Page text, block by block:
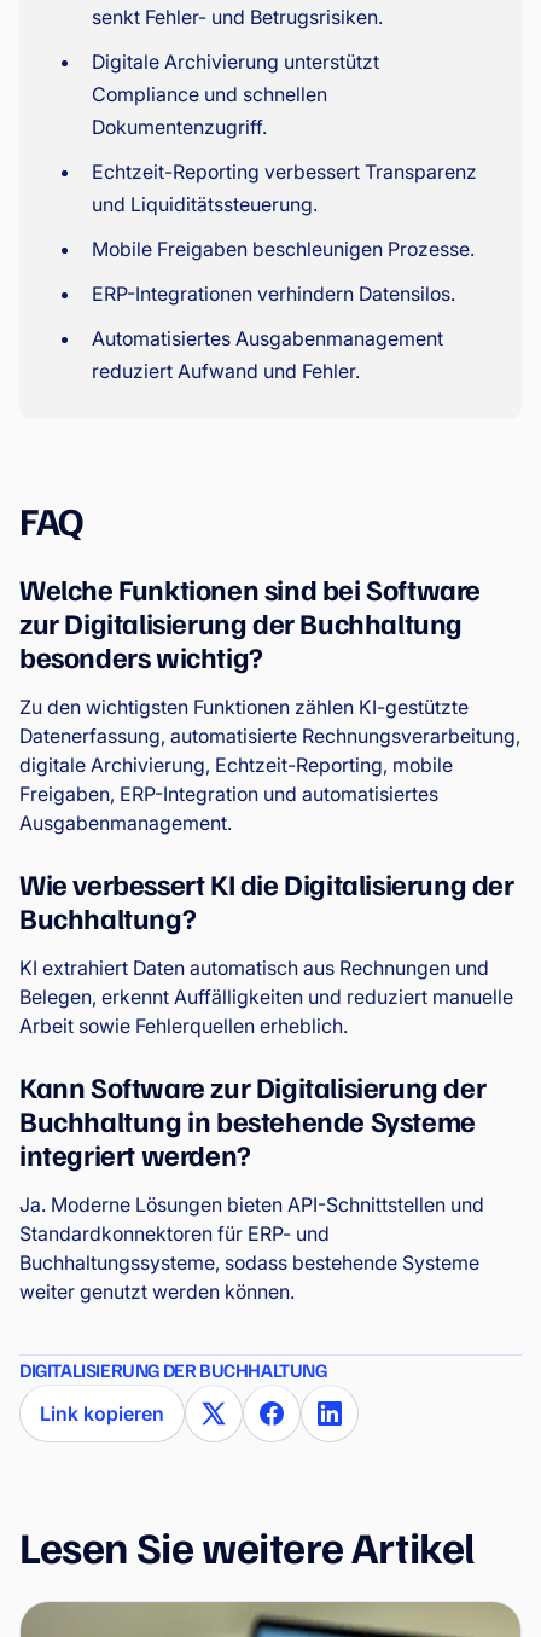
senkt Fehler- und Betrugsrisiken.
Digitale Archivierung unterstützt
Compliance und schnellen
Dokumentenzugriff.
Echtzeit-Reporting verbessert Transparenz
und Liquiditätssteuerung.
Mobile Freigaben beschleunigen Prozesse.
ERP-Integrationen verhindern Datensilos.
Automatisiertes Ausgabenmanagement
reduziert Aufwand und Fehler.
FAQ
Welche Funktionen sind bei Software
zur Digitalisierung der Buchhaltung
besonders wichtig?
Zu den wichtigsten Funktionen zählen KI-gestützte
Datenerfassung, automatisierte Rechnungsverarbeitung,
digitale Archivierung, Echtzeit-Reporting, mobile
Freigaben, ERP-Integration und automatisiertes
Ausgabenmanagement.
Wie verbessert KI die Digitalisierung der
Buchhaltung?
KI extrahiert Daten automatisch aus Rechnungen und
Belegen, erkennt Auffälligkeiten und reduziert manuelle
Arbeit sowie Fehlerquellen erheblich.
Kann Software zur Digitalisierung der
Buchhaltung in bestehende Systeme
integriert werden?
Ja. Moderne Lösungen bieten API-Schnittstellen und
Standardkonnektoren für ERP- und
Buchhaltungssysteme, sodass bestehende Systeme
weiter genutzt werden können.
DIGITALISIERUNG DER BUCHHALTUNG
Link kopieren
Lesen Sie weitere Artikel